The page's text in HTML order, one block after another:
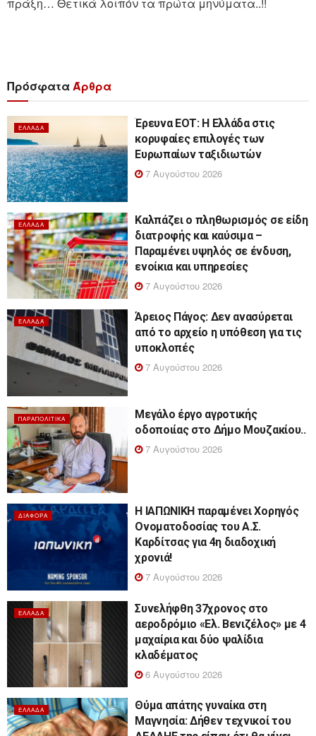
ΠρόσφαταΆρθρα
ΕΛΛΆΔΑ
Έρευνα ΕΟΤ: Η Ελλάδα στις
κορυφαίες επιλογές των
Ευρωπαίων ταξιδιωτών
7 Αυγούστου 2026
ΕΛΛΆΔΑ
Καλπάζει ο πληθωρισμός σε είδη
διατροφής και καύσιμα –
Παραμένει υψηλός σε ένδυση,
ενοίκια και υπηρεσίες
7 Αυγούστου 2026
ΕΛΛΆΔΑ
Άρειος Πάγος: Δεν ανασύρεται
από το αρχείο η υπόθεση για τις
υποκλοπές
7 Αυγούστου 2026
ΠΑΡΑΠΟΛΙΤΙΚΆ
Μεγάλο έργο αγροτικής
οδοποιίας στο Δήμο Μουζακίου..
7 Αυγούστου 2026
ΔΙΆΦΟΡΑ
Η ΙΑΠΩΝΙΚΗ παραμένει Χορηγός
Ονοματοδοσίας του Α.Σ.
Καρδίτσας για 4η διαδοχική
χρονιά!
7 Αυγούστου 2026
ΕΛΛΆΔΑ
Συνελήφθη 37χρονος στο
αεροδρόμιο «Ελ. Βενιζέλος» με 4
μαχαίρια και δύο ψαλίδια
κλαδέματος
6 Αυγούστου 2026
ΕΛΛΆΔΑ
Θύμα απάτης γυναίκα στη
Μαγνησία: Δήθεν τεχνικοί του